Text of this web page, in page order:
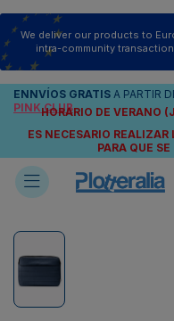
We deliver our products to
intra-community transaction
ENNVÍOS GRATIS A PARTIR
PINK CLUB
HORARIO DE VERANO
ES NECESARIO
PARA QUE